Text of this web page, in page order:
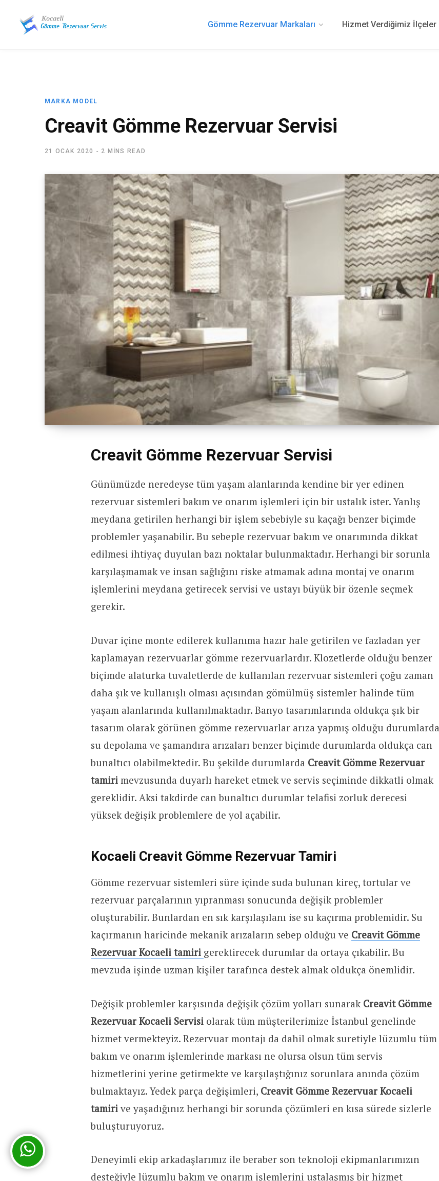
Gömme Rezervuar Markaları Hizmet Verdiğimiz İlçeler
MARKA MODEL
Creavit Gömme Rezervuar Servisi
21 OCAK 2020 2 MINS READ
Creavit Gömme Rezervuar Servisi
Günümüzde neredeyse tüm yaşam alanlarında kendine bir yer edinen
rezervuar sistemleri bakım ve onarım işlemleri için bir ustalık ister. Yanlış
meydana getirilen herhangi bir işlem sebebiyle su kaçağı benzer biçimde
problemler yaşanabilir. Bu sebeple rezervuar bakım ve onarımında dikkat
edilmesi ihtiyaç duyulan bazı noktalar bulunmaktadır. Herhangi bir sorunla
karşılaşmamak ve insan sağlığını riske atmamak adına montaj ve onarım
işlemlerini meydana getirecek servisi ve ustayı büyük bir özenle seçmek
gerekir.
Duvar içine monte edilerek kullanıma hazır hale getirilen ve fazladan yer
kaplamayan rezervuarlar gömme rezervuarlardır. Klozetlerde olduğu benzer
biçimde alaturka tuvaletlerde de kullanılan rezervuar sistemleri çoğu zaman
daha şık ve kullanışlı olması açısından gömülmüş sistemler halinde tüm
yaşam alanlarında kullanılmaktadır. Banyo tasarımlarında oldukça şık bir
tasarım olarak görünen gömme rezervuarlar arıza yapmış olduğu durumlarda
su depolama ve şamandıra arızaları benzer biçimde durumlarda oldukça can
bunaltıcı olabilmektedir. Bu şekilde durumlarda Creavit Gömme Rezervuar
tamiri mevzusunda duyarlı hareket etmek ve servis seçiminde dikkatli olmak
gereklidir. Aksi takdirde can bunaltıcı durumlar telafisi zorluk derecesi
yüksek değişik problemlere de yol açabilir.
Kocaeli Creavit Gömme Rezervuar Tamiri
Gömme rezervuar sistemleri süre içinde suda bulunan kireç, tortular ve
rezervuar parçalarının yıpranması sonucunda değişik problemler
oluşturabilir. Bunlardan en sık karşılaşılanı ise su kaçırma problemidir. Su
kaçırmanın haricinde mekanik arızaların sebep olduğu ve Creavit Gömme
Rezervuar Kocaeli tamiri gerektirecek durumlar da ortaya çıkabilir. Bu
mevzuda işinde uzman kişiler tarafınca destek almak oldukça önemlidir.
Değişik problemler karşısında değişik çözüm yolları sunarak Creavit Gömme
Rezervuar Kocaeli Servisi olarak tüm müşterilerimize İstanbul genelinde
hizmet vermekteyiz. Rezervuar montajı da dahil olmak suretiyle lüzumlu tüm
bakım ve onarım işlemlerinde markası ne olursa olsun tüm servis
hizmetlerini yerine getirmekte ve karşılaştığınız sorunlara anında çözüm
bulmaktayız. Yedek parça değişimleri, Creavit Gömme Rezervuar Kocaeli
tamiri ve yaşadığınız herhangi bir sorunda çözümleri en kısa sürede sizlerle
buluşturuyoruz.
Deneyimli ekip arkadaşlarımız ile beraber son teknoloji ekipmanlarımızın
desteğiyle lüzumlu bakım ve onarım işlemlerini ustalaşmış bir hizmet